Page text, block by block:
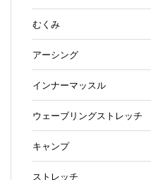
むくみ
アーシング
インナーマッスル
ウェーブリングストレッチ
キャンプ
ストレッチ